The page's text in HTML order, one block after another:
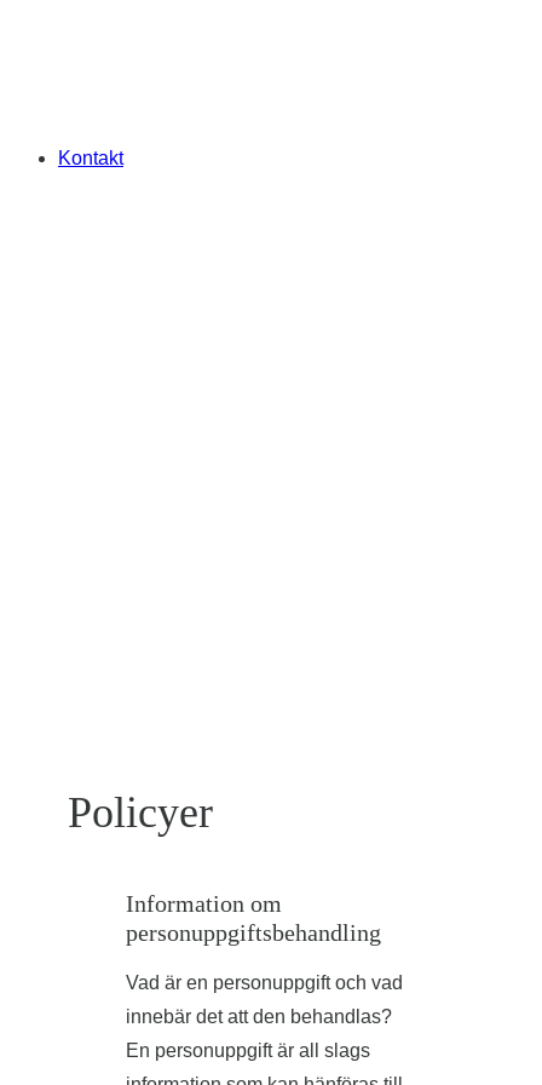
Kontakt
Policyer
Information om
personuppgiftsbehandling
Vad är en personuppgift och vad
innebär det att den behandlas?
En personuppgift är all slags